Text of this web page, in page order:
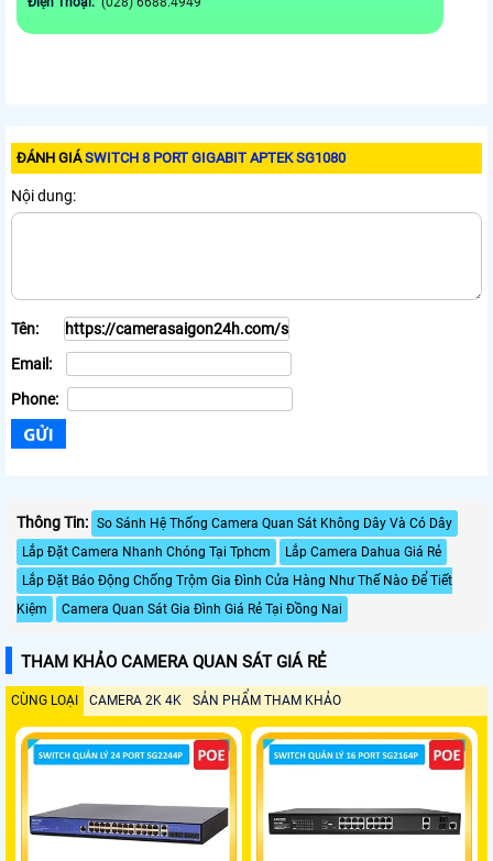
ĐÁNH GIÁSWITCH 8 PORT GIGABIT APTEK SG1080
Nội dung:
Tên:
Email:
Phone:
Thông Tin: So Sánh Hệ Thống Camera Quan Sát Không Dây Và Có Dây
Lắp Đặt Camera Nhanh Chóng Tại Tphcm
Lắp Camera Dahua Giá Rẻ
Lắp Đặt Báo Động Chống Trộm Gia Đình Cửa Hàng Như Thế Nào Để Tiết
Kiệm
Camera Quan Sát Gia Đình Giá Rẻ Tại Đồng Nai
THAM KHẢO CAMERA QUAN SÁT GIÁ RẺ
CÙNG LOẠI CAMERA 2K 4K SẢN PHẨM THAM KHẢO